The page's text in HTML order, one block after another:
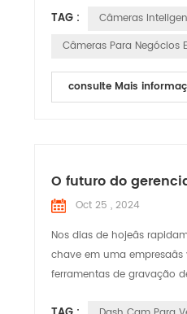
TAG : Câmeras
Câmeras Para Negócios
consulte Mais
O futuro do
Oct 25 , 2024
Nos dias de hojeâs
chave em uma
ferramentas de gravação